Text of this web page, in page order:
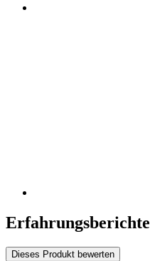
Dieses Produkt bewerten